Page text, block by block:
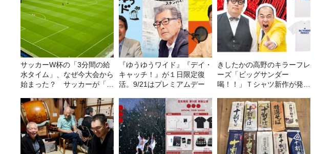
サッカーW杯の「3分間の給
水タイム」、なぜ今大会から
始まった？ サッカーが「お
『ゆうゆうワイド』『デイ・
キャッチ！』が１日限定復
活。9/21はプレミアムデー
きしたかの高野のキラーフレ
ーズ「ビッグサンダー
喝！！」Ｔシャツ新作が発売